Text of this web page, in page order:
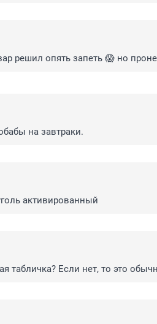
решил опять запеть 😱 но
на завтраки.
активированный
табличка? Если нет, то это